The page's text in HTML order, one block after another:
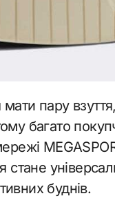
багато
буднів.